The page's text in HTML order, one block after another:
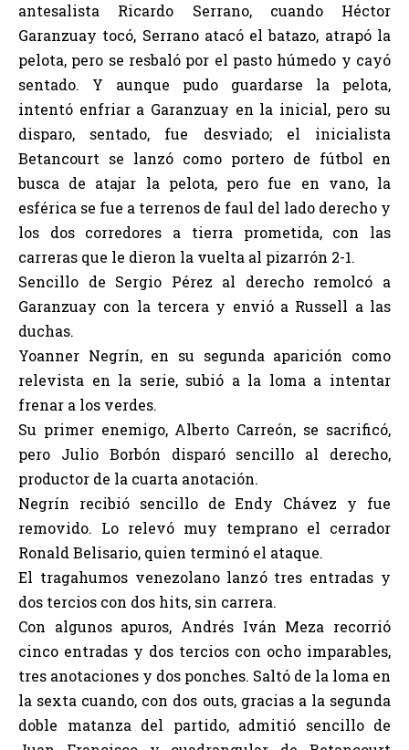
antesalista Ricardo Serrano, cuando Héctor
Garanzuay tocó, Serrano atacó el batazo, atrapó la
pelota, pero se resbaló por el pasto húmedo y cayó
sentado. Y aunque pudo guardarse la pelota,
intentó enfriar a Garanzuay en la inicial, pero su
disparo, sentado, fue desviado; el inicialista
Betancourt se lanzó como portero de fútbol en
busca de atajar la pelota, pero fue en vano, la
esférica se fue a terrenos de faul del lado derecho y
los dos corredores a tierra prometida, con las
carreras que le dieron la vuelta al pizarrón 2-1.
Sencillo de Sergio Pérez al derecho remolcó a
Garanzuay con la tercera y envió a Russell a las
duchas.
Yoanner Negrín, en su segunda aparición como
relevista en la serie, subió a la loma a intentar
frenar a los verdes.
Su primer enemigo, Alberto Carreón, se sacrificó,
pero Julio Borbón disparó sencillo al derecho,
productor de la cuarta anotación.
Negrín recibió sencillo de Endy Chávez y fue
removido. Lo relevó muy temprano el cerrador
Ronald Belisario, quien terminó el ataque.
El tragahumos venezolano lanzó tres entradas y
dos tercios con dos hits, sin carrera.
Con algunos apuros, Andrés Iván Meza recorrió
cinco entradas y dos tercios con ocho imparables,
tres anotaciones y dos ponches. Saltó de la loma en
la sexta cuando, con dos outs, gracias a la segunda
doble matanza del partido, admitió sencillo de